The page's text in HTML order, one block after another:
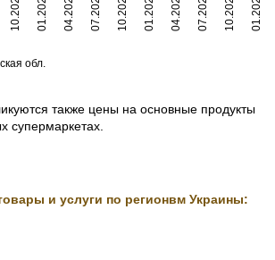
10.2021 01.2022 04.2022 07.2022 10.2022 01.2023 04.2023 07.2023 10.2023 01.2024
обл.
также цены на основные продукты
супермаркетах.
и услуги по регионвм Украины: